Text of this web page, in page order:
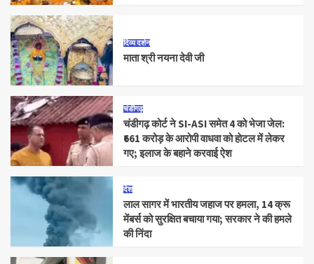
दिव्य दर्शन
माता श्री नयना देवी जी
चंडीगढ़
चंडीगढ़ कोर्ट ने SI-ASI समेत 4 को भेजा जेल:
₹661 करोड़ के आरोपी वाधवा को हाेटल में लेकर
गए; इलाज के बहाने करवाई ऐश
देश
लाल सागर में भारतीय जहाज पर हमला, 14 क्रू
मेंबर्स को सुरक्षित बचाया गया; सरकार ने की हमले
की निंदा